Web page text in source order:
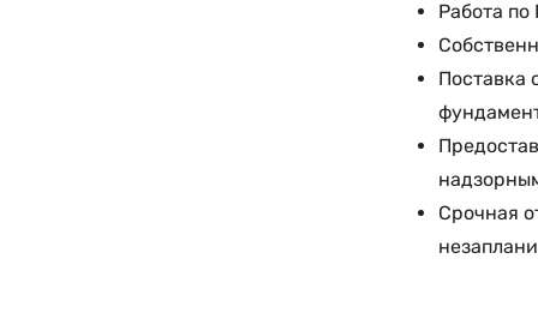
Работа
Поставка
Срочная